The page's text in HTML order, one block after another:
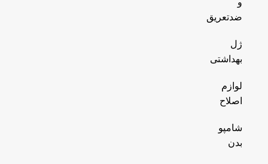
و
ضدتعریق
ژل
بهداشتی
لوازم
اصلاح
شامپو
بدن